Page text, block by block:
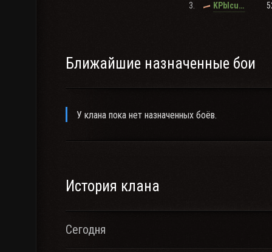
3. KPblcuHblu_PblLLaPb
Ближайшие назначенные бои
У клана пока нет назначенных боёв.
История клана
Сегодня